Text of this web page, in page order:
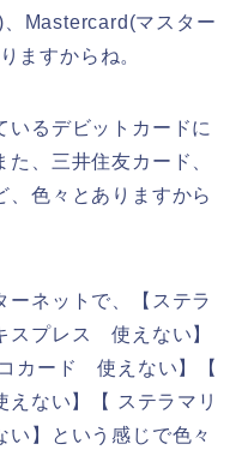
Mastercard(マスター
ますからね。
いるデビットカードに
、三井住友カード、
、色々とありますから
ーネットで、【ステラ
スプレス 使えない】
カード 使えない】【
ない】【 ステラマリ
】という感じで色々